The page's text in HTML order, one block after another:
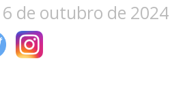
de outubro de 2024